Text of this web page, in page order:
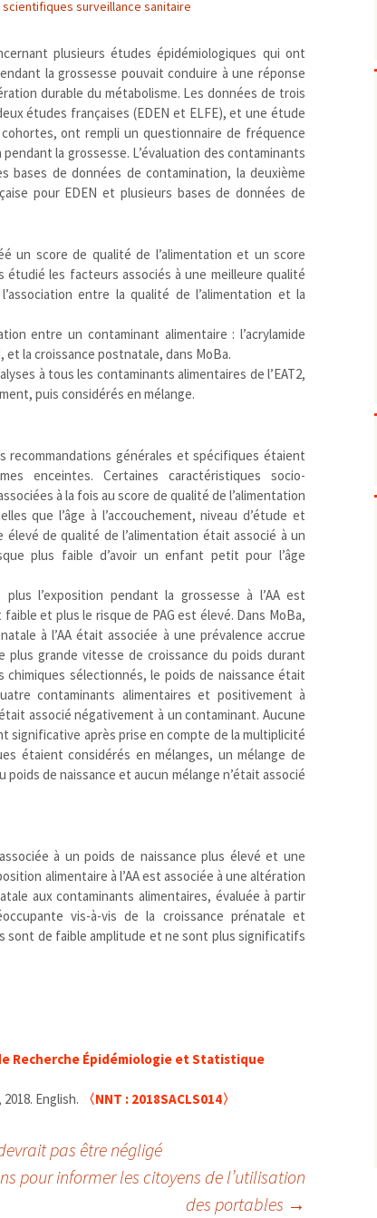
gaspillage alimentaire
modes de conservation
Risques majeurs
Changements climatiques
Contamination infectieuse
Contaminations chimiques
cancérigène / mutagène
métaux lourds et autres
perturbateurs endocriniens
PFAS
Déchets
économie circulaire
recyclage
traitements
Décisions politiques et juridiques
européenne
internationale
Eau
mers et océans
renouvelables / transition
Études scientifiques
épidémiologique
rapport économique
toxicologique
Jurisprudence
Modes de comportement
offre de soins
Petite enfance
Population à risque
adolescents
exposition professionnelle
femmes enceintes /
Personnes agées
Publications recommandées
Rayonnements
ionisants
non ionisants, ondes
électromagnétiques (THT,
mobile, WIFI, Linky, …)
réglementaire
Santé publique
Sommeil
Technologies
écrans / jeux vidéos
environnement industriel
nanotechnologies
Tourisme
Transports
Vie sociale
scientifiques surveillance sanitaire
plusieurs études épidémiologiques qui ont
la grossesse pouvait conduire à une réponse
durable du métabolisme. Les données de trois
études françaises (EDEN et ELFE), et une étude
ont rempli un questionnaire de fréquence
la grossesse. L’évaluation des contaminants
bases de données de contamination, la deuxième
pour EDEN et plusieurs bases de données de
un score de qualité de l’alimentation et un score
étudié les facteurs associés à une meilleure qualité
entre la qualité de l’alimentation et la
entre un contaminant alimentaire : l’acrylamide
et la croissance postnatale, dans MoBa.
à tous les contaminants alimentaires de l’EAT2,
puis considérés en mélange.
recommandations générales et spécifiques étaient
enceintes. Certaines caractéristiques socio-
à la fois au score de qualité de l’alimentation
que l’âge à l’accouchement, niveau d’étude et
de qualité de l’alimentation était associé à un
plus faible d’avoir un enfant petit pour l’âge
l’exposition pendant la grossesse à l’AA est
et plus le risque de PAG est élevé. Dans MoBa,
à l’AA était associée à une prévalence accrue
plus grande vitesse de croissance du poids durant
chimiques sélectionnés, le poids de naissance était
contaminants alimentaires et positivement à
associé négativement à un contaminant. Aucune
significative après prise en compte de la multiplicité
étaient considérés en mélanges, un mélange de
de naissance et aucun mélange n’était associé
à un poids de naissance plus élevé et une
alimentaire à l’AA est associée à une altération
aux contaminants alimentaires, évaluée à partir
vis-à-vis de la croissance prénatale et
sont de faible amplitude et ne sont plus significatifs
de Recherche Épidémiologie et Statistique
English.
〈NNT : 2018SACLS014〉
pas être négligé
pour informer les citoyens de l’utilisation
des portables →